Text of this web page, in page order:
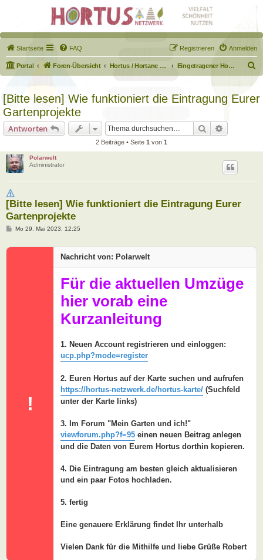
Startseite FAQ Anmelden
Registrieren
Portal Foren-Übersicht Hortus / Hortane Habitate / Garten auf dem Weg Eingetragener Hortus - Mein Hortus und ich!
u
[Bitte lesen] Wie funktioniert die Eintragung Eurer
Gartenprojekte
Antworten Suche
2 Beiträge • Seite 1 von 1
Polarwelt
Administrator
[Bitte lesen] Wie funktioniert die Eintragung Eurer
Gartenprojekte
B
t
Mo 29. Mai 2023, 12:25
!
Nachricht von: Polarwelt
Für die aktuellen Umzüge
hier vorab eine
Kurzanleitung
1. Neuen Account registrieren und einloggen:
ucp.php?mode=register
2. Euren Hortus auf der Karte suchen und aufrufen
https://hortus-netzwerk.de/hortus-karte/ (Suchfeld
unter der Karte links)
3. Im Forum "Mein Garten und ich!"
viewforum.php?f=95 einen neuen Beitrag anlegen
und die Daten von Eurem Hortus dorthin kopieren.
4. Die Eintragung am besten gleich aktualisieren
und ein paar Fotos hochladen.
5. fertig
Eine genauere Erklärung findet Ihr unterhalb
Vielen Dank für die Mithilfe und liebe Grüße Robert